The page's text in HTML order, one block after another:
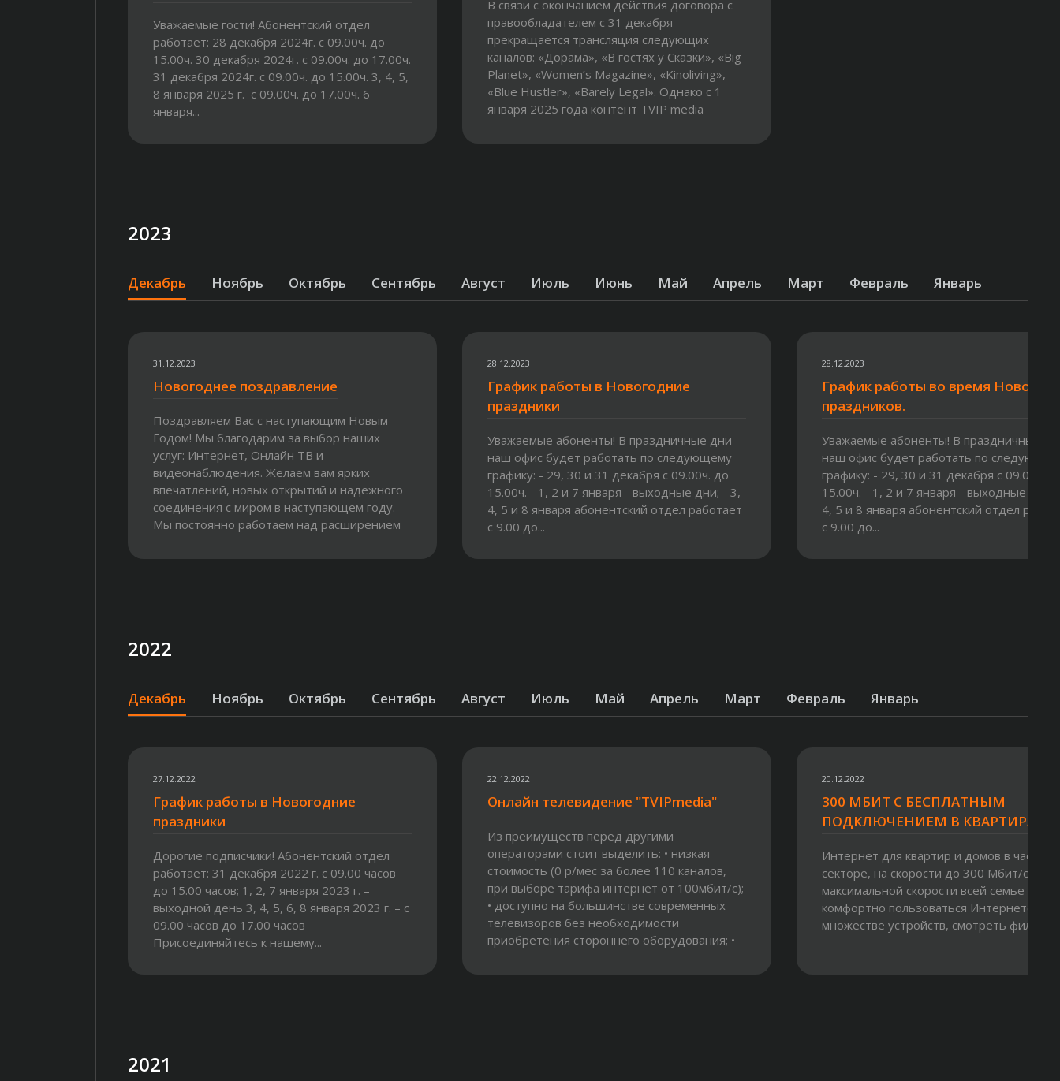
Уважаемые гости! Абонентский отдел
работает: 28 декабря 2024г. с 09.00ч. до
15.00ч. 30 декабря 2024г. с 09.00ч. до 17.00ч.
31 декабря 2024г. с 09.00ч. до 15.00ч. 3, 4, 5,
8 января 2025 г. с 09.00ч. до 17.00ч. 6
января...
В связи с окончанием действия договора с
правообладателем с 31 декабря
прекращается трансляция следующих
каналов: «Дорама», «В гостях у Сказки», «Big
Planet», «Women’s Magazine», «Kinoliving»,
«Blue Hustler», «Barely Legal». Однако с 1
января 2025 года контент TVIP media
2023
Декабрь Ноябрь Октябрь Сентябрь Август Июль Июнь Май Апрель Март Февраль Январь
31.12.2023
Новогоднее поздравление
Поздравляем Вас с наступающим Новым
Годом! Мы благодарим за выбор наших
услуг: Интернет, Онлайн ТВ и
видеонаблюдения. Желаем вам ярких
впечатлений, новых открытий и надежного
соединения с миром в наступающем году.
Мы постоянно работаем над расширением
28.12.2023
График работы в Новогодние
праздники
Уважаемые абоненты! В праздничные дни
наш офис будет работать по следующему
графику: - 29, 30 и 31 декабря с 09.00ч. до
15.00ч. - 1, 2 и 7 января - выходные дни; - 3,
4, 5 и 8 января абонентский отдел работает
с 9.00 до...
28.12.2023
График работы во время
праздников.
Уважаемые абоненты! В праздничные
наш офис будет работать по
графику: - 29, 30 и 31 декабря с 09.00ч.
15.00ч. - 1, 2 и 7 января - выходные дни;
4, 5 и 8 января абонентский отдел
с 9.00 до...
2022
Декабрь Ноябрь Октябрь Сентябрь Август Июль Май Апрель Март Февраль Январь
27.12.2022
График работы в Новогодние
праздники
Дорогие подписчики! Абонентский отдел
работает: 31 декабря 2022 г. с 09.00 часов
до 15.00 часов; 1, 2, 7 января 2023 г. –
выходной день 3, 4, 5, 6, 8 января 2023 г. – с
09.00 часов до 17.00 часов
Присоединяйтесь к нашему...
22.12.2022
Онлайн телевидение "TVIPmedia"
Из преимуществ перед другими
операторами стоит выделить: • низкая
стоимость (0 р/мес за более 110 каналов,
при выборе тарифа интернет от 100мбит/с);
• доступно на большинстве современных
телевизоров без необходимости
приобретения стороннего оборудования; •
20.12.2022
300 МБИТ С БЕСПЛАТНЫМ
ПОДКЛЮЧЕНИЕМ В КВАРТИРАХ
Интернет для квартир и домов в частном
секторе, на скорости до 300 Мбит/сек.
максимальной скорости всей семье
комфортно пользоваться Интернетом на
множестве устройств, смотреть фильмы
2021